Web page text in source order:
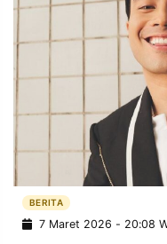
DAERAH
MANCA SPORT
PRIVACY
POLICY
INFORMASI
IKLAN
KIRIM
PENGADUAN TERM
BERITA
7 Maret 2026 - 20:08